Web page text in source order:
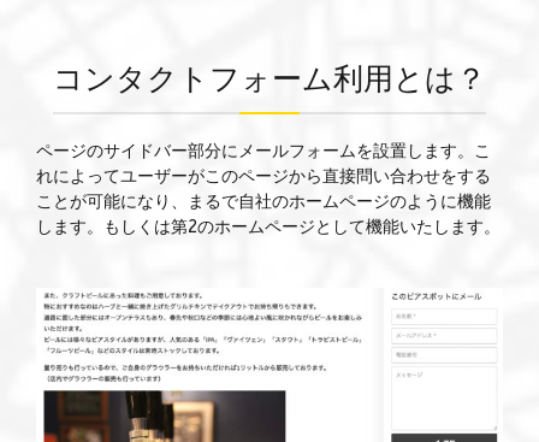
コンタクトフォーム利用とは？
ページのサイドバー部分にメールフォームを設置します。こ
れによってユーザーがこのページから直接問い合わせをする
ことが可能になり、まるで自社のホームページのように機能
します。もしくは第2のホームページとして機能いたします。